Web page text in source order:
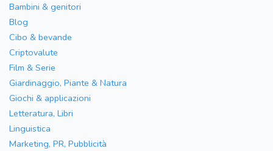
Bambini & genitori
Blog
Cibo & bevande
Criptovalute
Film & Serie
Giardinaggio, Piante & Natura
Giochi & applicazioni
Letteratura, Libri
Linguistica
Marketing, PR, Pubblicità